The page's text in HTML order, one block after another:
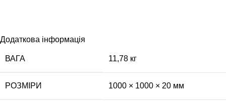
Додаткова інформація
ВАГА 11,78 кг
РОЗМІРИ 1000 × 1000 × 20 мм